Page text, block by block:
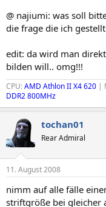
@ najiumi: was soll
die frage die ich
edit: da wird man
bilden will.. omg!!!
CPU:AMD Athlon II X4 620 |
DDR2 800MHz
tochan01
Rear Admiral
11. August 2008
nimm auf alle fälle
striftgröße bei gleicher